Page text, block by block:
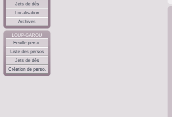
Jets de dés
Localisation
Archives
LOUP-GAROU
Feuille perso.
Liste des persos
Jets de dés
Création de perso.